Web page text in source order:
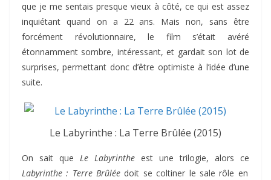
que je me sentais presque vieux à côté, ce qui est assez
inquiétant quand on a 22 ans. Mais non, sans être
forcément révolutionnaire, le film s’était avéré
étonnamment sombre, intéressant, et gardait son lot de
surprises, permettant donc d’être optimiste à l’idée d’une
suite.
Le Labyrinthe : La Terre Brûlée (2015)
On sait que Le Labyrinthe est une trilogie, alors ce
Labyrinthe : Terre Brûlée doit se coltiner le sale rôle en